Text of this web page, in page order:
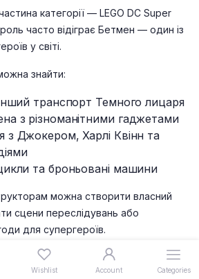
Wishlist Account Categories
категорії — LEGO DC Super
часто відіграє Бетмен — один із
у світі.
знайти:
інший транспорт Темного лицаря
з різноманітними гаджетами
з Джокером, Харлі Квінн та
та броньовані машини
можна створити власний
сцени переслідувань або
для супергероїв.